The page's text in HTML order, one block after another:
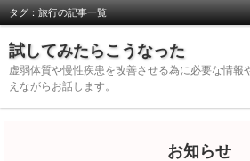
タグ：旅行の記事一覧
試してみたらこうなった
虚弱体質や慢性疾患を改善させる為に必要な情報
えながらお話します。
お知らせ